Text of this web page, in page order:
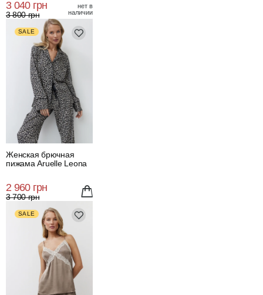
3 040 грн
3 800 грн
нет в
наличии
SALE
Женская брючная
пижама Aruelle Leona
2 960 грн
3 700 грн
SALE